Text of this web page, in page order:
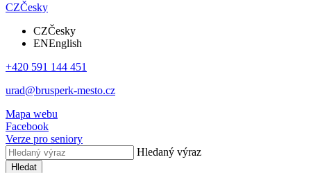
CZČesky
CZČesky
ENEnglish
+420 591 144 451
urad@brusperk-mesto.cz
Mapa webu
Facebook
Verze pro seniory
Hledaný výraz
Hledat